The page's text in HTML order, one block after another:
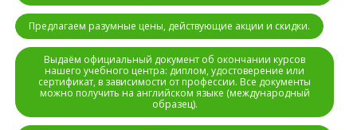
Предлагаем разумные цены, действующие акции и скидки.
Выдаём официальный документ об окончании курсов
нашего учебного центра: диплом, удостоверение или
сертификат, в зависимости от профессии. Все документы
можно получить на английском языке (международный
образец).